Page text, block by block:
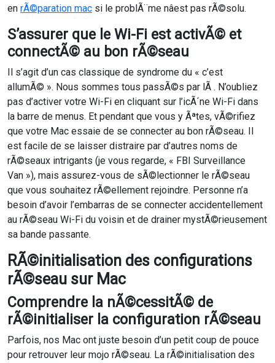
en rÃ©paration mac si le problÃ¨me nâest pas rÃ©solu.
S’assurer que le Wi-Fi est activÃ© et
connectÃ© au bon rÃ©seau
Il s’agit d’un cas classique de syndrome du « c’est
allumÃ© ». Nous sommes tous passÃ©s par lÃ . N’oubliez
pas d’activer votre Wi-Fi en cliquant sur l’icÃ´ne Wi-Fi dans
la barre de menus. Et pendant que vous y Ãªtes, vÃ©rifiez
que votre Mac essaie de se connecter au bon rÃ©seau. Il
est facile de se laisser distraire par d’autres noms de
rÃ©seaux intrigants (je vous regarde, « FBI Surveillance
Van »), mais assurez-vous de sÃ©lectionner le rÃ©seau
que vous souhaitez rÃ©ellement rejoindre. Personne n’a
besoin d’avoir l’embarras de se connecter accidentellement
au rÃ©seau Wi-Fi du voisin et de drainer mystÃ©rieusement
sa bande passante.
RÃ©initialisation des configurations
rÃ©seau sur Mac
Comprendre la nÃ©cessitÃ© de
rÃ©initialiser la configuration rÃ©seau
Parfois, nos Mac ont juste besoin d’un petit coup de pouce
pour retrouver leur mojo rÃ©seau. La rÃ©initialisation des